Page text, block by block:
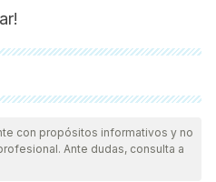
revisadas a profundidad por
su calidad, confiabilidad,
de este artículo fue
con propósitos informativos y no
Ante dudas, consulta a